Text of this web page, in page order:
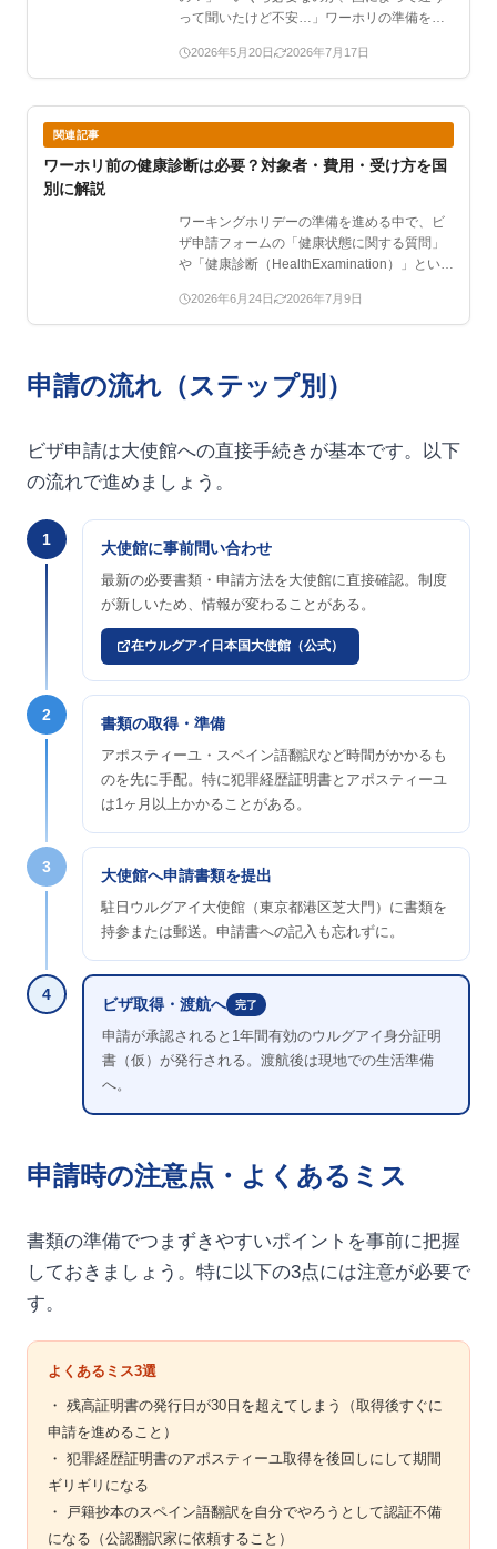
って聞いたけど不安…」ワーホリの準備をし
2026年5月20日 2026年7月17日
関連記事
ワーホリ前の健康診断は必要？対象者・費用・受け方を国
別に解説
ワーキングホリデーの準備を進める中で、ビ
ザ申請フォームの「健康状態に関する質問」
や「健康診断（HealthExamination）」という
2026年6月24日 2026年7月9日
申請の流れ（ステップ別）
ビザ申請は大使館への直接手続きが基本です。以下
の流れで進めましょう。
1 大使館に事前問い合わせ
最新の必要書類・申請方法を大使館に直接確認。制度
が新しいため、情報が変わることがある。
在ウルグアイ日本国大使館（公式）
2 書類の取得・準備
アポスティーユ・スペイン語翻訳など時間がかかるも
のを先に手配。特に犯罪経歴証明書とアポスティーユ
は1ヶ月以上かかることがある。
3 大使館へ申請書類を提出
駐日ウルグアイ大使館（東京都港区芝大門）に書類を
持参または郵送。申請書への記入も忘れずに。
4
ビザ取得・渡航へ 完了
申請が承認されると1年間有効のウルグアイ身分証明
書（仮）が発行される。渡航後は現地での生活準備
へ。
申請時の注意点・よくあるミス
書類の準備でつまずきやすいポイントを事前に把握
しておきましょう。特に以下の3点には注意が必要で
す。
よくあるミス3選
・ 残高証明書の発行日が30日を超えてしまう（取得後すぐに
申請を進めること）
・ 犯罪経歴証明書のアポスティーユ取得を後回しにして期間
ギリギリになる
・ 戸籍抄本のスペイン語翻訳を自分でやろうとして認証不備
になる（公認翻訳家に依頼すること）